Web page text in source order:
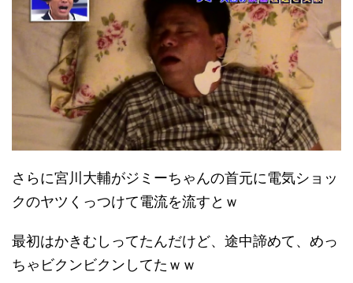
さらに宮川大輔がジミーちゃんの首元に電気ショッ
クのヤツくっつけて電流を流すとｗ
最初はかきむしってたんだけど、途中諦めて、めっ
ちゃビクンビクンしてたｗｗ